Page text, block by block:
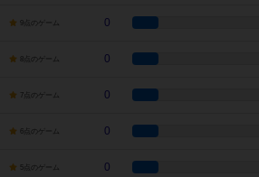
9点のゲーム 0
8点のゲーム 0
7点のゲーム 0
6点のゲーム 0
5点のゲーム 0